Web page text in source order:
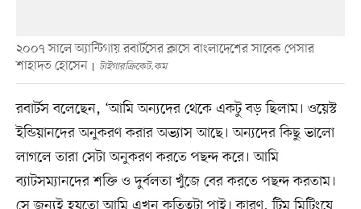
২০০৭ সালে অ্যান্টিগায় রবার্টসের ক্লাসে বাংলাদেশের সাবেক পেসার
শাহাদত হোসেন
টাইগারক্রিকেট.কম
রবার্টস বলেছেন, ‘আমি অন্যদের থেকে একটু বড় ছিলাম। ওয়েস্ট
ইন্ডিয়ানদের অনুকরণ করার অভ্যাস আছে। অন্যদের কিছু ভালো
লাগলে তারা সেটা অনুকরণ করতে পছন্দ করে। আমি
ব্যাটসম্যানদের শক্তি ও দুর্বলতা খুঁজে বের করতে পছন্দ করতাম।